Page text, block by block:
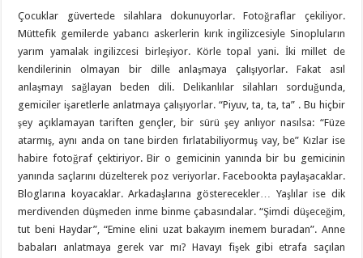
Çocuklar güvertede silahlara dokunuyorlar. Fotoğraflar çekiliyor.
Müttefik gemilerde yabancı askerlerin kırık ingilizcesiyle Sinopluların
yarım yamalak ingilizcesi birleşiyor. Körle topal yani. İki millet de
kendilerinin olmayan bir dille anlaşmaya çalışıyorlar. Fakat asıl
anlaşmayı sağlayan beden dili. Delikanlılar silahları sorduğunda,
gemiciler işaretlerle anlatmaya çalışıyorlar. “Piyuv, ta, ta, ta” . Bu hiçbir
şey açıklamayan tariften gençler, bir sürü şey anlıyor nasılsa: “Füze
atarmış, aynı anda on tane birden fırlatabiliyormuş vay, be” Kızlar ise
habire fotoğraf çektiriyor. Bir o gemicinin yanında bir bu gemicinin
yanında saçlarını düzelterek poz veriyorlar. Facebookta paylaşacaklar.
Bloglarına koyacaklar. Arkadaşlarına gösterecekler… Yaşlılar ise dik
merdivenden düşmeden inme binme çabasındalar. “Şimdi düşeceğim,
tut beni Haydar”, “Emine elini uzat bakayım inemem buradan”. Anne
babaları anlatmaya gerek var mı? Havayı fişek gibi etrafa saçılan